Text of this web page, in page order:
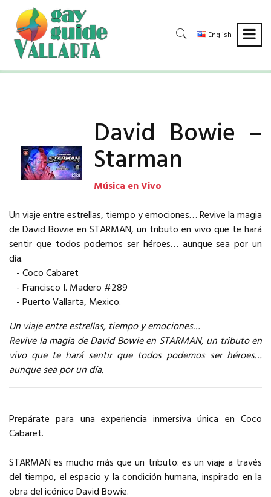
English
David Bowie –
Starman
Música en Vivo
Un viaje entre estrellas, tiempo y emociones… Revive la magia
de David Bowie en STARMAN, un tributo en vivo que te hará
sentir que todos podemos ser héroes… aunque sea por un
día.
- Coco Cabaret
- Francisco I. Madero #289
- Puerto Vallarta, Mexico.
Un viaje entre estrellas, tiempo y emociones…
Revive la magia de David Bowie en STARMAN, un tributo en
vivo que te hará sentir que todos podemos ser héroes…
aunque sea por un día.
Prepárate para una experiencia inmersiva única en Coco
Cabaret.
STARMAN es mucho más que un tributo: es un viaje a través
del tiempo, el espacio y la condición humana, inspirado en la
obra del icónico David Bowie.